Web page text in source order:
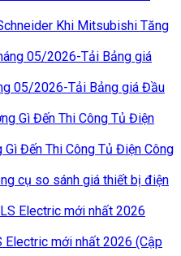
Khi Mitsubishi Tăng
05/2026-Tải Bảng giá Đầu
Đến Thi Công Tủ Điện Công
cụ so sánh giá thiết bị điện
Electric mới nhất 2026 (Cập